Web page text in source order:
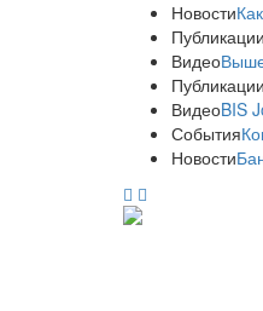
Новости
Публикации
Видео
Публикации
ВидеоBIS
События
Новости